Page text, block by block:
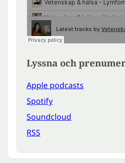
Lyssna och
Apple podcasts
Spotify
Soundcloud
RSS